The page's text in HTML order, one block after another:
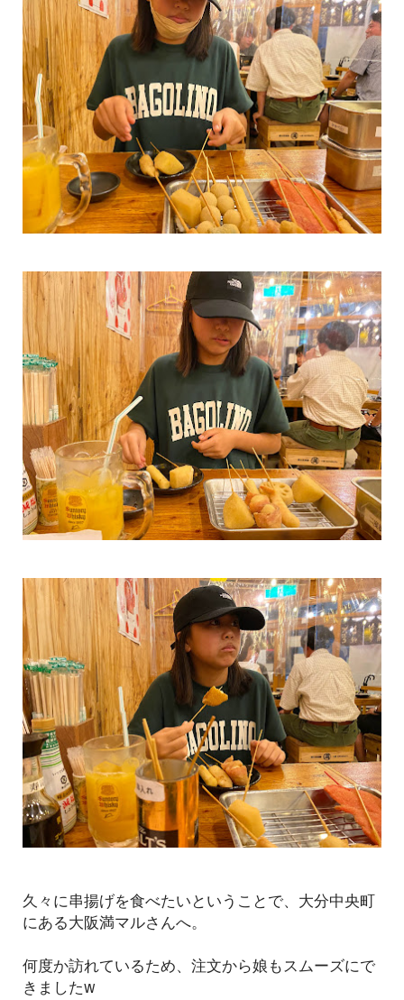
久々に串揚げを食べたいということで、大分中央町
にある大阪満マルさんへ。
何度か訪れているため、注文から娘もスムーズにで
きましたw